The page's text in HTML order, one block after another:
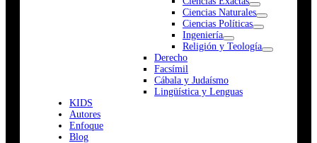
Ciencias Naturales
Ciencias Políticas
Ingeniería
Religión y Teología
Derecho
Facsímil
Cábala y Judaísmo
Lingüística y Lenguas
KIDS
Autores
Enfoque
Blog